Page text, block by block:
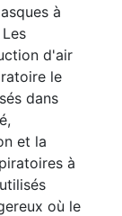
à
d'air
le
dans
et la
à
où le